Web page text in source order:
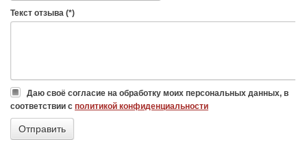
Текст отзыва (*)
Даю своё согласие на обработку моих персональных данных, в
соответствии с политикой конфиденциальности